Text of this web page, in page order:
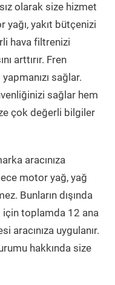
olarak size hizmet
yakıt bütçenizi
hava filtrenizi
arttırır. Fren
sağlar.
sağlar hem
çok değerli bilgiler
aracınıza
motor yağ, yağ
Bunların dışında
için toplamda 12 ana
aracınıza uygulanır.
hakkında size